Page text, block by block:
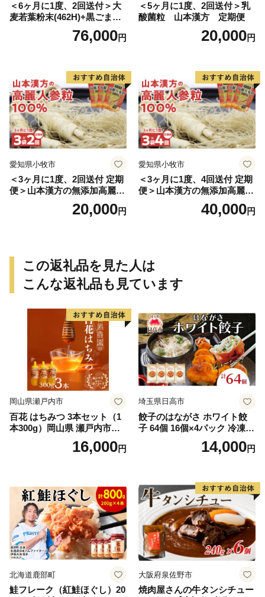
＜6ヶ月に1度、2回送付＞大
麦若葉粉末(462H)+黒ごま黒
豆きな粉+ 糖流茶 山本漢
76,000円
＜5ヶ月に1度、2回送付＞乳
酸菌粒 山本漢方 定期便
20,000円
愛知県小牧市
＜3ヶ月に1度、2回送付 定期
便＞山本漢方の無添加高麗人
20,000円
愛知県小牧市
＜3ヶ月に1度、4回送付 定期
便＞山本漢方の無添加高麗人
40,000円
この返礼品を見た人は
こんな返礼品も見ています
岡山県瀬戸内市
百花 はちみつ 3本セット（1
本300g）岡山県 瀬戸内市産
石黒農園 ヨーグルト パン 砂
糖の代わり 香り高い いい香
16,000円
埼玉県日高市
餃子のはながさ ホワイト餃
子 64個 16個×4パック 冷凍
中華 点心 B級グルメ ご当地
野菜 おつまみ おかず 簡単調
ー ギフト お取り寄せ 日高市
14,000円
北海道鹿部町
鮭フレーク（紅鮭ほぐし）20
大阪府泉佐野市
焼肉屋さんの牛タンシチュー